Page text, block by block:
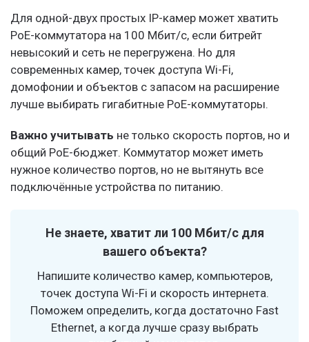
Для одной-двух простых IP-камер может хватить
PoE-коммутатора на 100 Мбит/с, если битрейт
невысокий и сеть не перегружена. Но для
современных камер, точек доступа Wi-Fi,
домофонии и объектов с запасом на расширение
лучше выбирать гигабитные PoE-коммутаторы.
Важно учитывать не только скорость портов, но и
общий PoE-бюджет. Коммутатор может иметь
нужное количество портов, но не вытянуть все
подключённые устройства по питанию.
Не знаете, хватит ли 100 Мбит/с для
вашего объекта?
Напишите количество камер, компьютеров,
точек доступа Wi-Fi и скорость интернета.
Поможем определить, когда достаточно Fast
Ethernet, а когда лучше сразу выбрать